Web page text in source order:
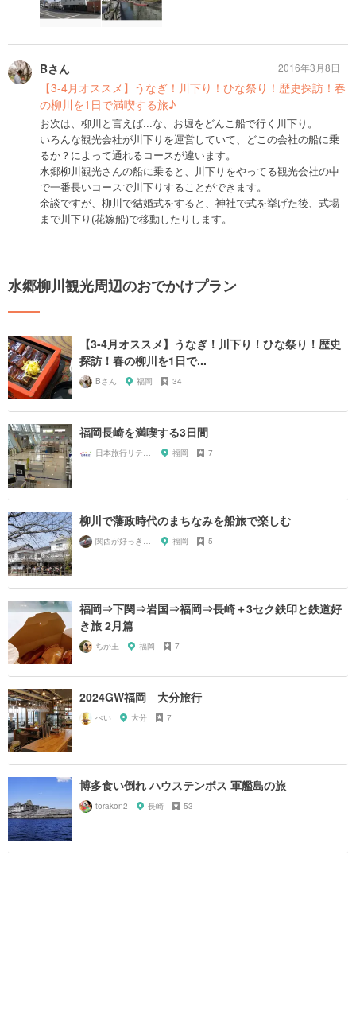
Bさん
【3-4月オススメ】うなぎ！川下り！ひな祭り！歴史探訪！春
の柳川を1日で満喫する旅♪
お次は、柳川と言えば...な、お堀をどんこ船で行く川下り。
いろんな観光会社が川下りを運営していて、どこの会社の船に乗
るか？によって通れるコースが違います。
水郷柳川観光さんの船に乗ると、川下りをやってる観光会社の中
で一番長いコースで川下りすることができます。
余談ですが、柳川で結婚式をすると、神社で式を挙げた後、式場
まで川下り(花嫁船)で移動したりします。
2016年3月8日
水郷柳川観光周辺のおでかけプラン
【3-4月オススメ】うなぎ！川下り！ひな祭り！歴史
探訪！春の柳川を1日で...
Bさん 福岡 34
福岡長崎を満喫する3日間
日本旅行リテイリングいい旅予約センター 福岡 7
柳川で藩政時代のまちなみを船旅で楽しむ
関西が好っきゃねん 福岡 5
福岡⇒下関⇒岩国⇒福岡⇒長崎＋3セク鉄印と鉄道好
き旅 2月篇
ちか王 福岡 7
2024GW福岡 大分旅行
ぺい 大分 7
博多食い倒れ ハウステンボス 軍艦島の旅
torakon2 長崎 53